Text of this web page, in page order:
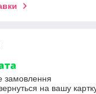
замовлення
на вашу